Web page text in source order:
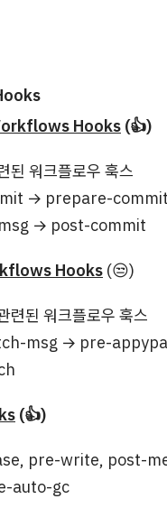
Hooks (👍)
된 워크플로우 훅스
→ prepare-
→ post-commit
Hooks (😒)
련된 워크플로우 훅스
msg → pre-
(👍)
pre-write, post-
auto-gc